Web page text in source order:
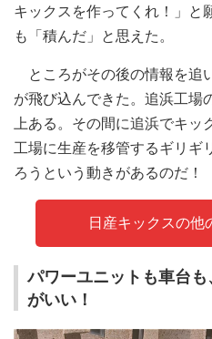
キックスを作ってくれ！」と
も「積んだ」と思えた。
ところがその後の情報を追
が飛び込んできた。追浜工場
上ある。その間に追浜でキ
工場に生産を移管するギリギ
ろうという動きがあるのだ！
日産キックスの他
パワーユニットも車台
がいい！